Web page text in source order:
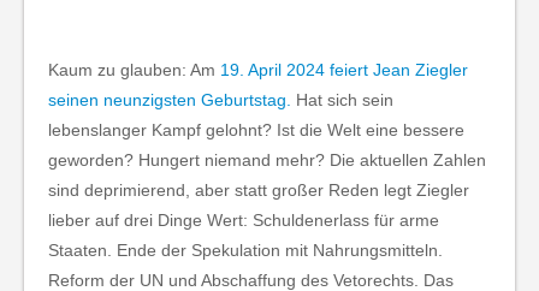
Kaum zu glauben: Am 19. April 2024 feiert Jean Ziegler
seinen neunzigsten Geburtstag.
Hat sich sein
lebenslanger Kampf gelohnt? Ist die Welt eine bessere
geworden? Hungert niemand mehr? Die aktuellen Zahlen
sind deprimierend, aber statt großer Reden legt Ziegler
lieber auf drei Dinge Wert: Schuldenerlass für arme
Staaten. Ende der Spekulation mit Nahrungsmitteln.
Reform der UN und Abschaffung des Vetorechts. Das